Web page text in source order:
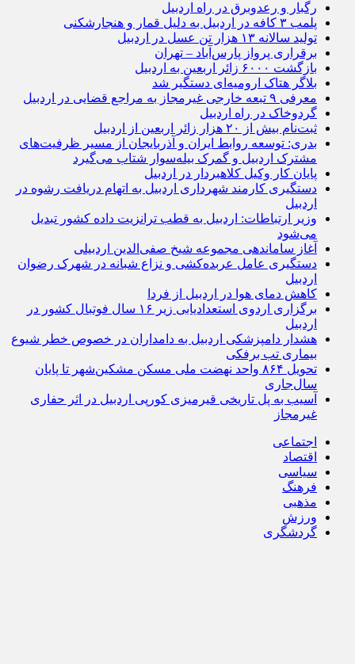
رگبار و رعدوبرق در راه اردبیل
پلمب ۳ کافه در اردبیل به دلیل قمار و هنجارشکنی
تولید سالانه ۱۳ هزار تن عسل در اردبیل
برقراری پرواز پارس‌آباد – تهران
بازگشت ۶۰۰۰ زائر اربعین به اردبیل
بلاگر هتاک ارومیه‌ای دستگیر شد
معرفی ۹ تبعه خارجی غیرمجاز به مراجع قضایی در اردبیل
گردوخاک در راه اردبیل
ثبت‌نام بیش از ۲۰ هزار زائر اربعین از اردبیل
بدری: توسعه روابط ایران و آذربایجان از مسیر ظرفیت‌های
مشترک اردبیل و گمرک بیله‌سوار شتاب می‌گیرد
پایان کار وکیل کلاهبردار در اردبیل
دستگیری کارمند شهرداری اردبیل به اتهام دریافت رشوه در
اردبیل
وزیر ارتباطات: اردبیل به قطب ترانزیت داده کشور تبدیل
می‌شود
آغاز ساماندهی مجموعه شیخ صفی‌الدین اردبیلی
دستگیری عامل عربده‌کشی و نزاع شبانه در شهرک رضوان
اردبیل
کاهش دمای هوا در اردبیل از فردا
برگزاری اردوی استعدادیابی زیر ۱۶ سال فوتبال کشور در
اردبیل
هشدار دامپزشکی اردبیل به دامداران در خصوص خطر شیوع
بیماری تب برفکی
تحویل ۸۶۴ واحد نهضت ملی مسکن مشکین‌شهر تا پایان
سال‌جاری
آسیب به پل تاریخی قیرمیزی کورپی اردبیل در اثر حفاری
غیرمجاز
اجتماعی
اقتصاد
سیاسی
فرهنگ
مذهبی
ورزش
گردشگری